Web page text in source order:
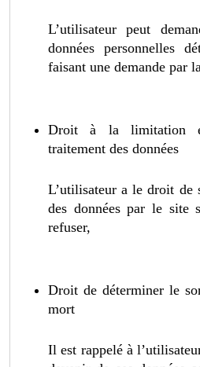
L’utilisateur peut
données personnelles
faisant une demande par
Droit à la limitation
traitement des données
L’utilisateur a le droit de
des données par le site
refuser,
Droit de déterminer le
mort
Il est rappelé à